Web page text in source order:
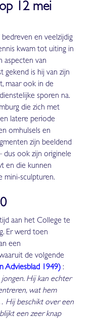
12 mei
en veelzijdig
kwam tot uiting in
aspecten van
gekend is hij van zijn
maar ook in de
sporen na.
die zich met
latere periode
omhulsels en
zijn beeldend
dus ook zijn originele
en die kunnen
mini-sculpturen.
aan het College te
Er werd toen
een
de volgende
Adviesblad 1949) :
jongen. Hij kan echter
wat hem
Hij beschikt over een
een zeer knap